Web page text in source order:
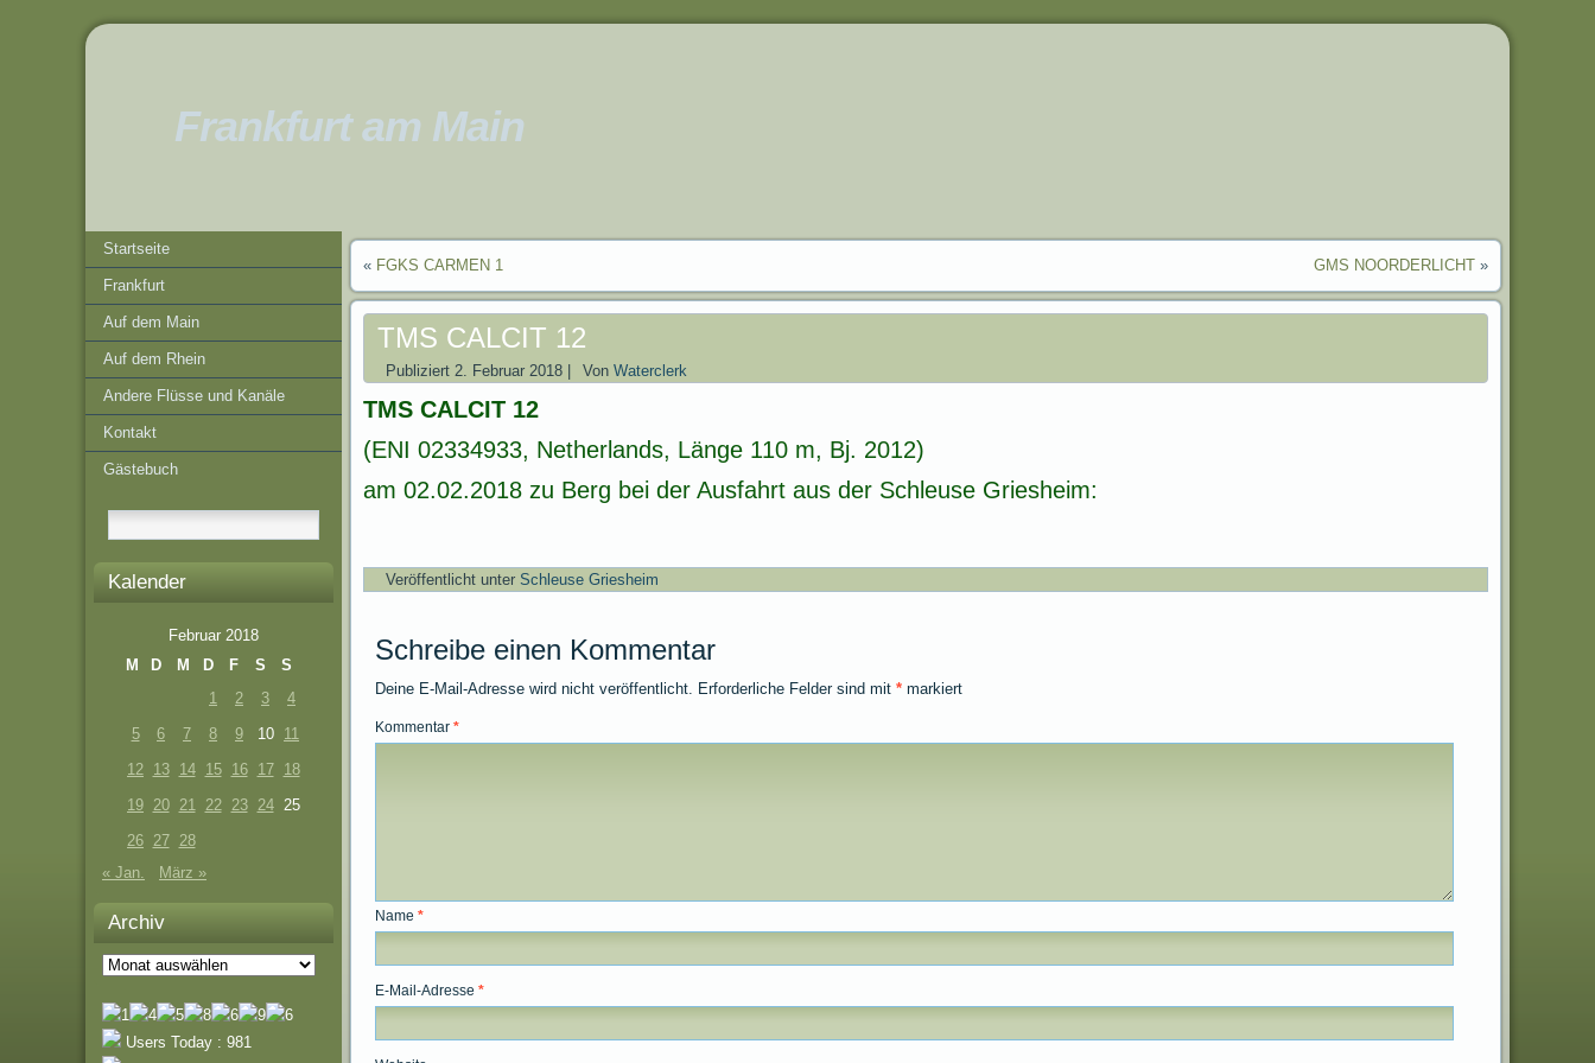
Frankfurt am Main
Startseite
Frankfurt
Auf dem Main
Auf dem Rhein
Andere Flüsse und Kanäle
Kontakt
Gästebuch
Kalender
Februar 2018
M
D M D F S
S
1
2 3
4
5
6 7 8 9 10
11
12 13 14 15 16 17
18
19 20 21 22 23 24 25
26 27 28
« Jan.
März »
Archiv
Archiv
Users Today : 981
« FGKS CARMEN 1 GMS NOORDERLICHT »
TMS CALCIT 12
Publiziert 2. Februar 2018 Von Waterclerk
TMS CALCIT 12
(ENI 02334933, Netherlands, Länge 110 m, Bj. 2012)
am 02.02.2018 zu Berg bei der Ausfahrt aus der Schleuse Griesheim:
Veröffentlicht unter Schleuse Griesheim
Schreibe einen Kommentar
Deine E-Mail-Adresse wird nicht veröffentlicht. Erforderliche Felder sind mit * markiert
Kommentar *
Name *
E-Mail-Adresse *